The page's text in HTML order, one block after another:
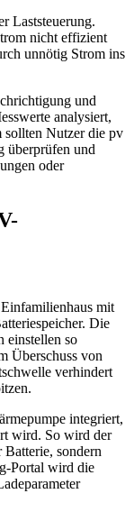
Laststeuerung.
nicht effizient
unnötig Strom ins
und
analysiert,
sollten Nutzer die pv
überprüfen und
oder
mit
Die
einstellen so
Überschuss von
verhindert
integriert,
wird. So wird der
sondern
Portal wird die